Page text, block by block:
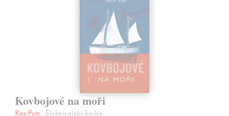
Kovbojové na moři
Kos Petr| Elektronická kniha